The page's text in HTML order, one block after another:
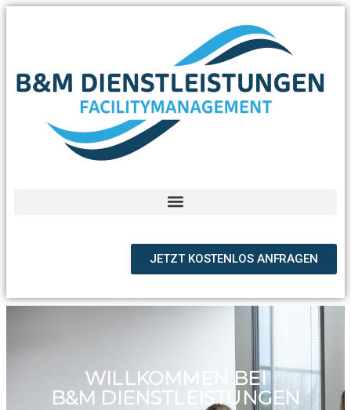
JETZT KOSTENLOS ANFRAGEN
WILLKOMMEN BEI
B&M DIENSTLEISTUNGEN